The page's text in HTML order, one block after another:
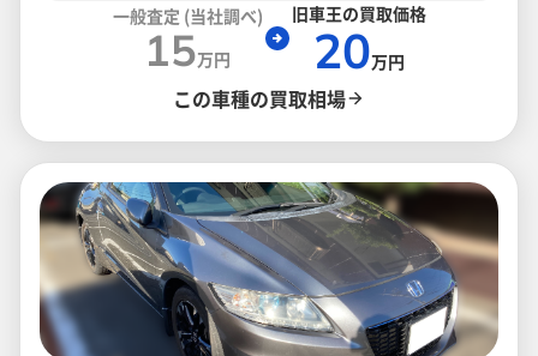
一般査定 (当社調べ)
15万円
旧車王の買取価格
20万円
この車種の買取相場